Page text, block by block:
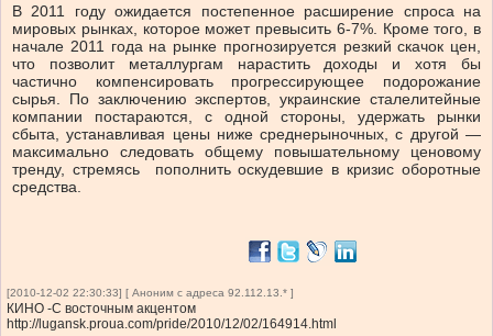
В 2011 году ожидается постепенное расширение спроса на
мировых рынках, которое может превысить 6-7%. Кроме того, в
начале 2011 года на рынке прогнозируется резкий скачок цен,
что позволит металлургам нарастить доходы и хотя бы
частично компенсировать прогрессирующее подорожание
сырья. По заключению экспертов, украинские сталелитейные
компании постараются, с одной стороны, удержать рынки
сбыта, устанавливая цены ниже среднерыночных, с другой —
максимально следовать общему повышательному ценовому
тренду, стремясь пополнить оскудевшие в кризис оборотные
средства.
[2010-12-02 22:30:33] [ Аноним с адреса 92.112.13.* ]
КИНО -С восточным акцентом
http://lugansk.proua.com/pride/2010/12/02/164914.html